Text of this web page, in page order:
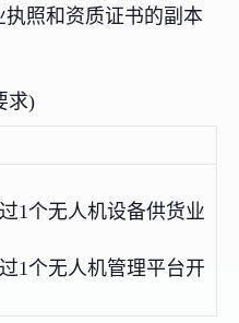
照和资质证书的副本
求)
1个无人机设备供货业
1个无人机管理平台开